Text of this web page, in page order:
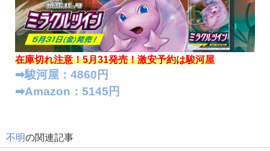
在庫切れ注意！5月31発売！激安予約は駿河屋
➡︎駿河屋：4860円
➡︎Amazon：5145円
不明の関連記事